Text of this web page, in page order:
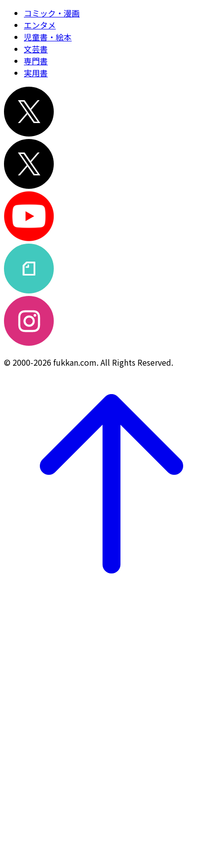
コミック・漫画
エンタメ
児童書・絵本
文芸書
専門書
実用書
© 2000-2026 fukkan.com. All Rights Reserved.